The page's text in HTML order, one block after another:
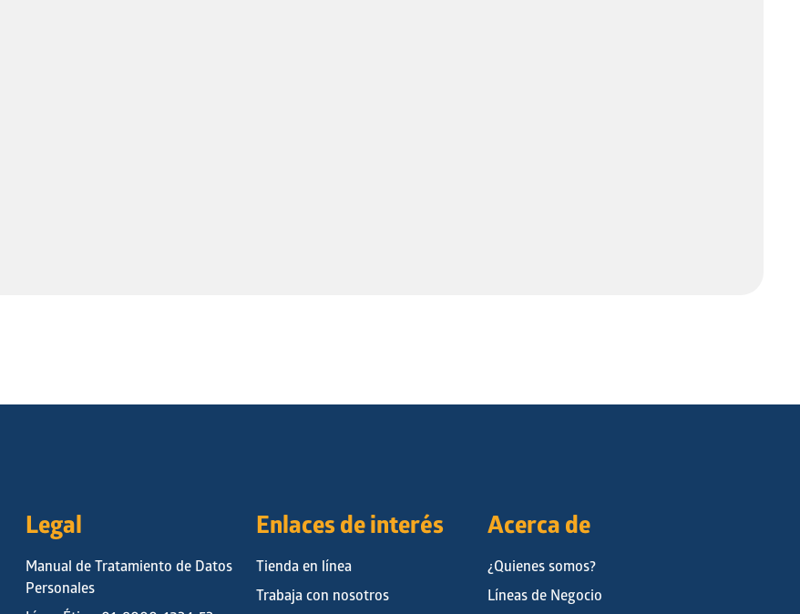
Legal
Manual de Tratamiento de Datos
Personales
Enlaces de interés
Tienda en línea
Trabaja con nosotros
Acerca de
¿Quienes somos?
Líneas de Negocio